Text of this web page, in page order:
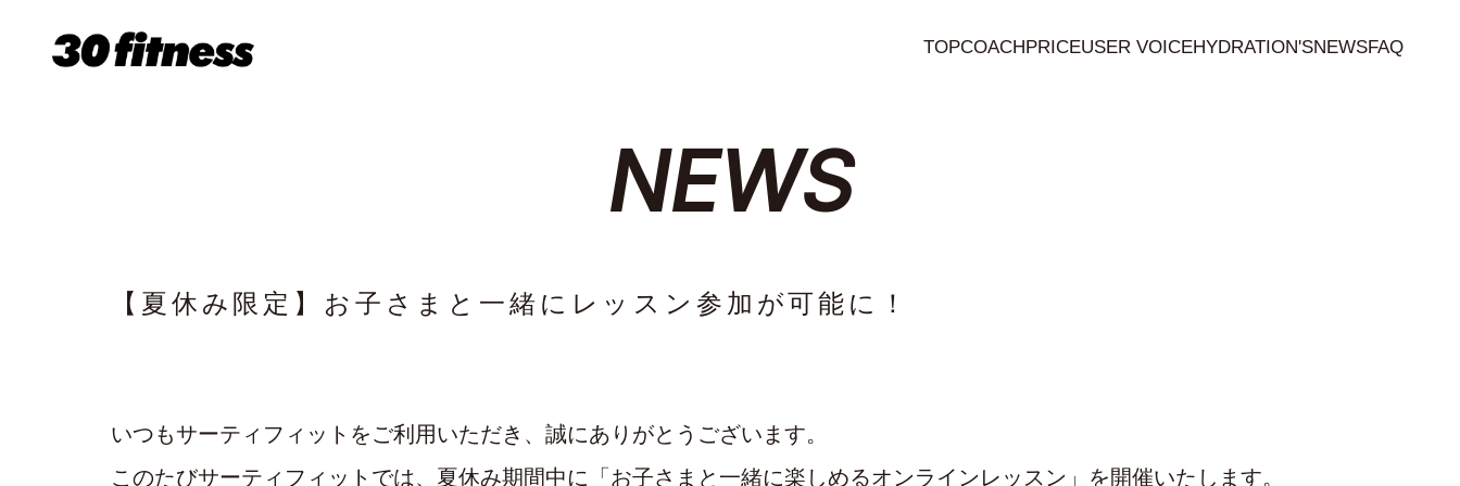
TOPCOACHPRICEUSER VOICEHYDRATION'SNEWSFAQ
NEWS
【夏休み限定】お子さまと一緒にレッスン参加が可能に！
いつもサーティフィットをご利用いただき、誠にありがとうございます。
このたびサーティフィットでは、夏休み期間中に「お子さまと一緒に楽しめるオンラインレッスン」を開催いたします。